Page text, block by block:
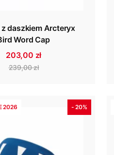
daszkiem Arcteryx
Word Cap
203,00 zł
239,00 zł
2026 - 20%